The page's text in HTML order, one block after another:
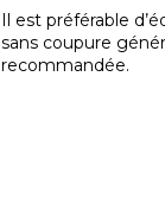
Il est préférable
sans coupure
recommandée.